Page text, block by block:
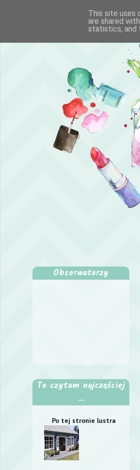
Obserwatorzy
To czytam najczęściej
...
Po tej stronie lustra
This site uses
are shared
statistics, and